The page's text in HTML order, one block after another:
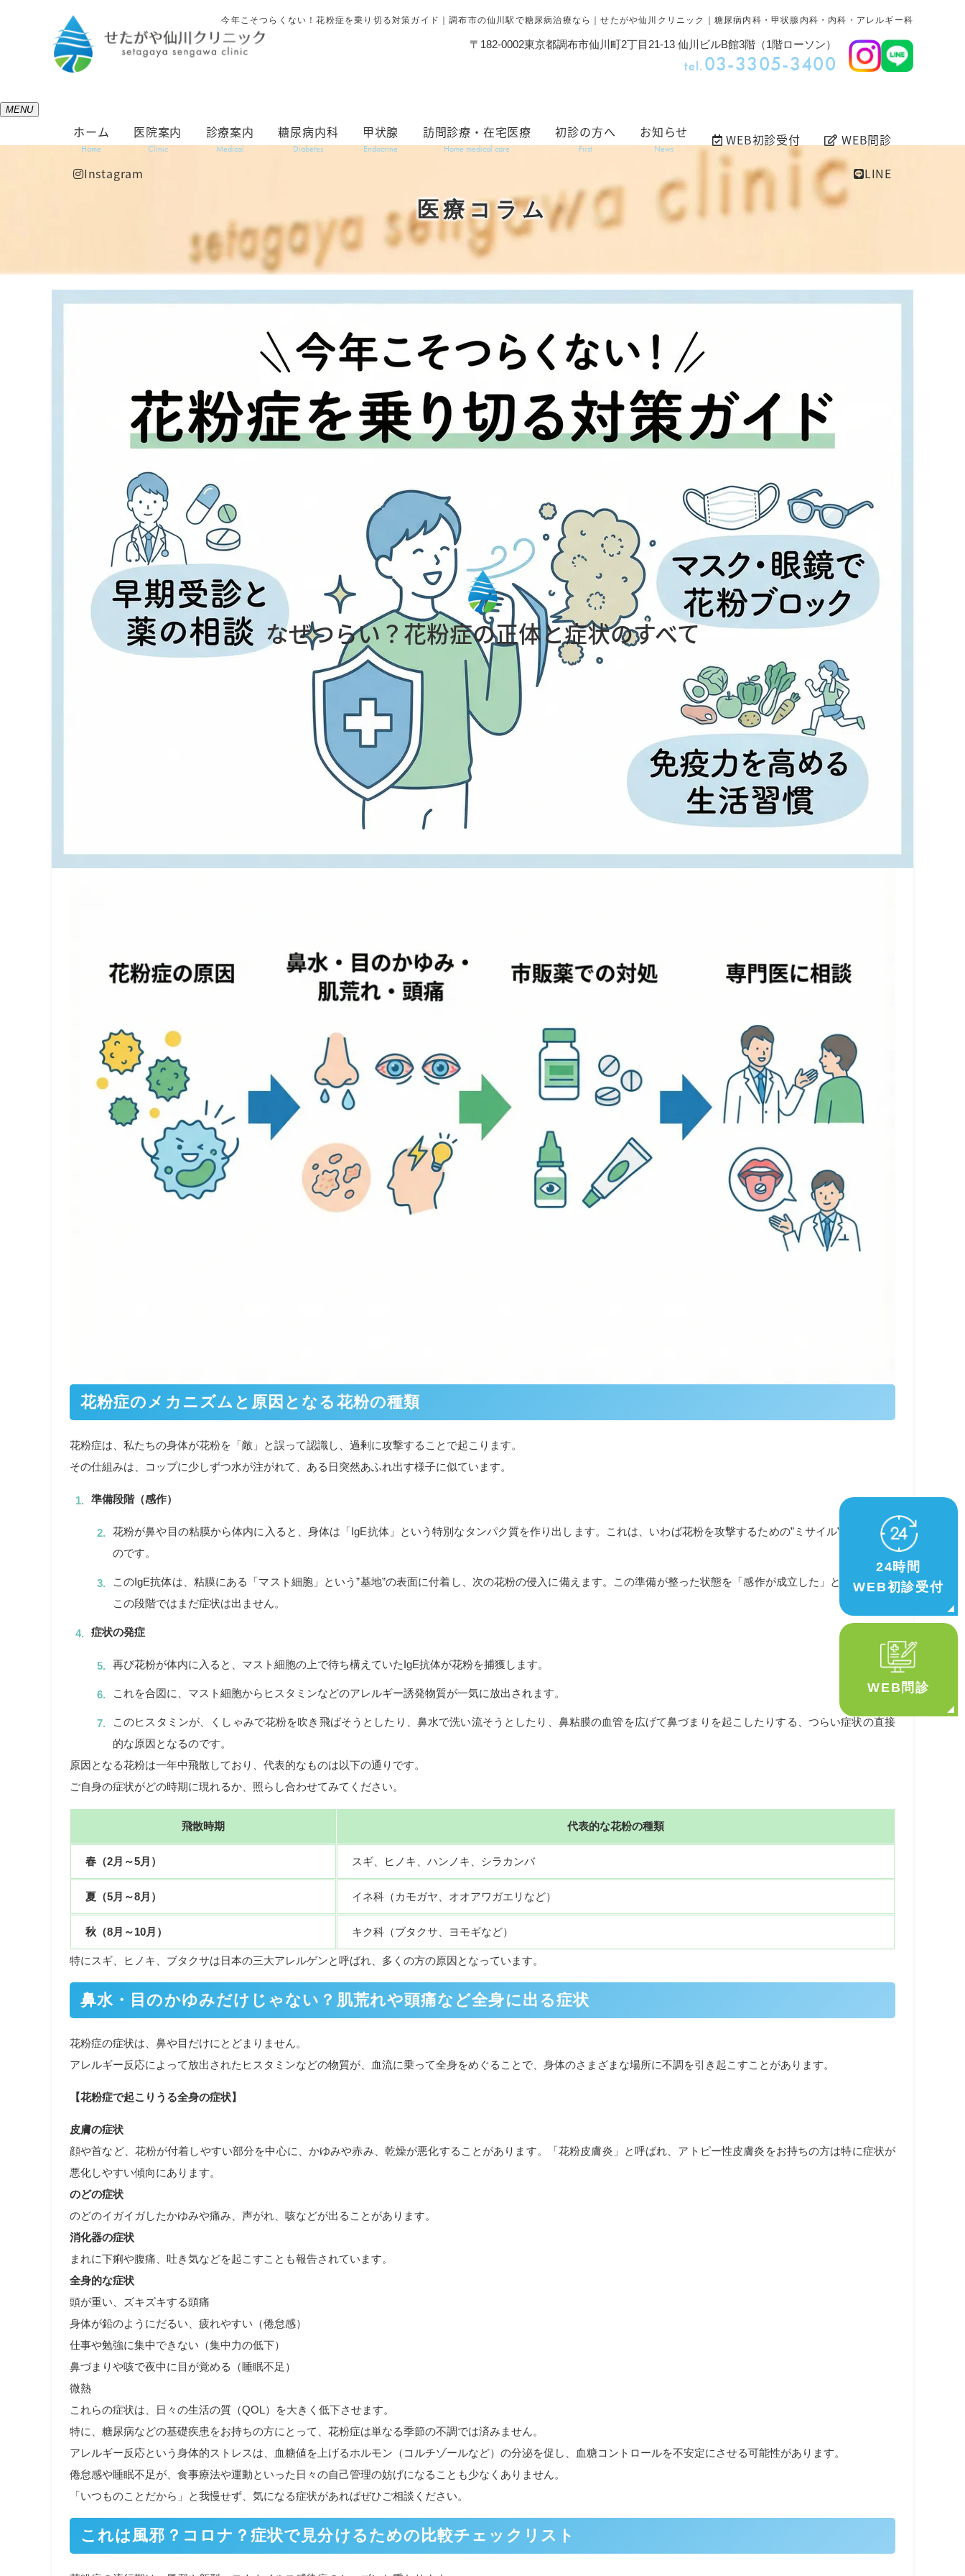
今年こそつらくない！花粉症を乗り切る対策ガイド｜調布市の仙川駅で糖尿病治療なら｜せたがや仙川クリニック｜糖尿病内科・甲状腺内科・内科・アレルギー科
〒182-0002東京都調布市仙川町2丁目21-13 仙川ビルB館3階（1階ローソン）
tel. 03-3305-3400
24時間
WEB初診受付
WEB問診
MENU
ホーム
Home
医院案内
Clinic
診療案内
Medical
糖尿病内科
Diabetes
甲状腺
Endocrine
訪問診療・在宅医療
Home medical care
初診の方へ
First
お知らせ
News
WEB初診受付
WEB問診
Instagram
LINE
医療コラム
ホーム 医療コラム 花粉症 今年こそつらくない！花粉症を乗り切る対策ガイド
今年こそつらくない！花粉症を乗り切る対策ガイド
2026年2月25日 花粉症 ,アレルギー
今年もまた、あのつらい季節がやってきました。滝のように流れる鼻水、我慢できない目のかゆみで仕事に集中できず、「いつものことだから」と市販薬で耐えしのぐこ
この記事では、花粉症が起こる根本的なメカニズムから、風邪やコロナとの見分け方、さらには免疫細胞の約7割が集中すると言われる「腸」から整える食事法まで、専門
医の視点で網羅的に解説。長年の悩みに対応する根本的な治療法の一つである「舌下免疫療法」についても詳しくご紹介します。
諦めていたつらい症状を根本から見直し、今年こそ穏やかで快適な春を手に入れるための、あなたに合った対策を見つける一助となるはずです。
なぜつらい？花粉症の正体と症状のすべて
「鼻水が滝のように流れて仕事に集中できない」「目がかゆくて何度もこすってしまう」など、多くの方が憂うつな日々を過ごされていることと思います。
なぜ花粉は、これほどまでに私たちの心と身体に不調を引き起こすのでしょうか。
その正体は、身体を異物から守る「免疫」という仕組みが、本来は無害なはずの花粉に対して過剰に反応してしまうアレルギー反応の一種です。
この記事では、花粉症が起こるメカニズムから、風邪や他の感染症との見分け方まで、症状の全貌を専門医の視点から分かりやすく解説します。
ご自身の症状を正しく理解し、今年こそ穏やかな春を過ごすための適切な対策を一緒に考えていきましょう。
花粉症のメカニズムと原因となる花粉の種類
花粉症は、私たちの身体が花粉を「敵」と誤って認識し、過剰に攻撃することで起こります。
その仕組みは、コップに少しずつ水が注がれて、ある日突然あふれ出す様子に似ています。
準備段階（感作）
花粉が鼻や目の粘膜から体内に入ると、身体は「IgE抗体」という特別なタンパク質を作り出します。これは、いわば花粉を攻撃するための”ミサイル”のようなも
のです。
このIgE抗体は、粘膜にある「マスト細胞」という”基地”の表面に付着し、次の花粉の侵入に備えます。この準備が整った状態を「感作が成立した」といいます。
この段階ではまだ症状は出ません。
症状の発症
再び花粉が体内に入ると、マスト細胞の上で待ち構えていたIgE抗体が花粉を捕獲します。
これを合図に、マスト細胞からヒスタミンなどのアレルギー誘発物質が一気に放出されます。
このヒスタミンが、くしゃみで花粉を吹き飛ばそうとしたり、鼻水で洗い流そうとしたり、鼻粘膜の血管を広げて鼻づまりを起こしたりする、つらい症状の直接
的な原因となるのです。
原因となる花粉は一年中飛散しており、代表的なものは以下の通りです。
ご自身の症状がどの時期に現れるか、照らし合わせてみてください。
飛散時期 代表的な花粉の種類
春（2月～5月） スギ、ヒノキ、ハンノキ、シラカンバ
夏（5月～8月） イネ科（カモガヤ、オオアワガエリなど）
秋（8月～10月） キク科（ブタクサ、ヨモギなど）
特にスギ、ヒノキ、ブタクサは日本の三大アレルゲンと呼ばれ、多くの方の原因となっています。
鼻水・目のかゆみだけじゃない？肌荒れや頭痛など全身に出る症状
花粉症の症状は、鼻や目だけにとどまりません。
アレルギー反応によって放出されたヒスタミンなどの物質が、血流に乗って全身をめぐることで、身体のさまざまな場所に不調を引き起こすことがあります。
【花粉症で起こりうる全身の症状】
皮膚の症状
顔や首など、花粉が付着しやすい部分を中心に、かゆみや赤み、乾燥が悪化することがあります。「花粉皮膚炎」と呼ばれ、アトピー性皮膚炎をお持ちの方は特に症状が
悪化しやすい傾向にあります。
のどの症状
のどのイガイガしたかゆみや痛み、声がれ、咳などが出ることがあります。
消化器の症状
まれに下痢や腹痛、吐き気などを起こすことも報告されています。
全身的な症状
頭が重い、ズキズキする頭痛
身体が鉛のようにだるい、疲れやすい（倦怠感）
仕事や勉強に集中できない（集中力の低下）
鼻づまりや咳で夜中に目が覚める（睡眠不足）
微熱
これらの症状は、日々の生活の質（QOL）を大きく低下させます。
特に、糖尿病などの基礎疾患をお持ちの方にとって、花粉症は単なる季節の不調では済みません。
アレルギー反応という身体的ストレスは、血糖値を上げるホルモン（コルチゾールなど）の分泌を促し、血糖コントロールを不安定にさせる可能性があります。
倦怠感や睡眠不足が、食事療法や運動といった日々の自己管理の妨げになることも少なくありません。
「いつものことだから」と我慢せず、気になる症状があればぜひご相談ください。
これは風邪？コロナ？症状で見分けるための比較チェックリスト